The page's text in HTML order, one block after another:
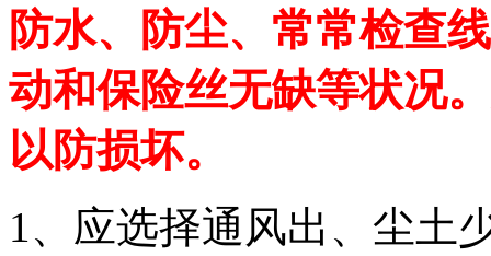
防水、防尘、常常检查
动和保险丝无缺等状况
以防损坏。
1、应选择通风出、尘土